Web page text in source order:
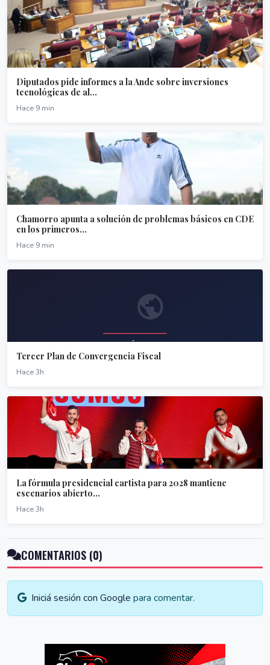
Diputados pide informes a la Ande sobre inversiones
tecnológicas de al...
Hace 9 min
Chamorro apunta a solución de problemas básicos en CDE
en los primeros...
Hace 9 min
Tercer Plan de Convergencia Fiscal
Hace 3h
La fórmula presidencial cartista para 2028 mantiene
escenarios abierto...
Hace 3h
COMENTARIOS (0)
Iniciá sesión con Google para comentar.